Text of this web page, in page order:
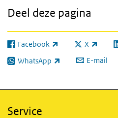
Deel deze pagina
Facebook
(externe link) X
(externe link)
WhatsApp
(externe link) E-mail
Service